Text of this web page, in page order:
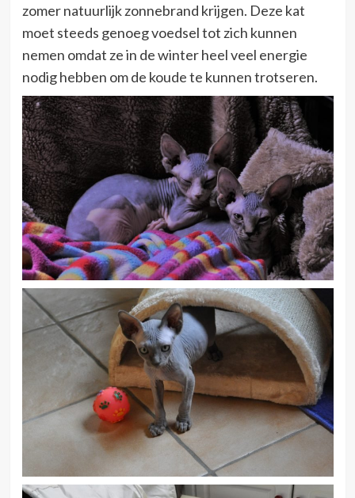
zomer natuurlijk zonnebrand krijgen. Deze kat
moet steeds genoeg voedsel tot zich kunnen
nemen omdat ze in de winter heel veel energie
nodig hebben om de koude te kunnen trotseren.